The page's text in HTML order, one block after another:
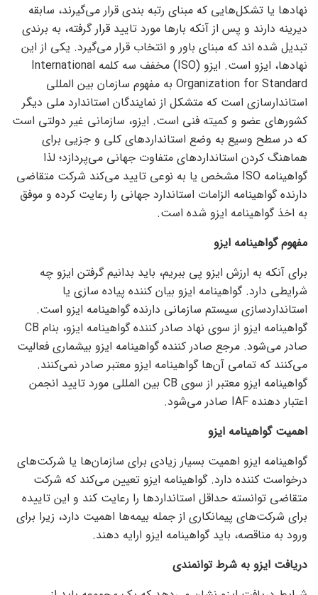
نهاد‌ها یا تشکل‌هایی که مبنای رتبه بندی قرار می‌گیرند، سابقه
دیرینه دارند و پس از آنکه بار‌ها مورد تایید قرار گرفته، به برندی
تبدیل شده اند که مبنای باور و انتخاب قرار می‌گیرد. یکی از این
نهادها، ایزو است. ایزو (ISO) مخفف سه کلمه International
Organization for Standard به مفهوم سازمان بین المللی
استاندارسازی است که متشکل از نمایندگان استاندارد ملی دیگر
کشور‌های عضو و کمیته فنی است. ایزو، سازمانی غیر دولتی است
که در سطح وسیع به وضع استاندارد‌های کلی و جزیی برای
هماهنگ کردن استاندارد‌های متفاوت جهانی می‌پردازد؛ لذا
گواهینامه ISO مشخص یا به نوعی تایید می‌کند شرکت متقاضی
دارنده گواهینامه الزامات استاندارد جهانی را رعایت کرده و موفق
به اخذ گواهینامه ایزو شده است.
مفهوم گواهینامه ایزو
برای آنکه به ارزش ایزو پی ببریم، باید بدانیم گرفتن ایزو چه
شرایطی دارد. گواهینامه ایزو بیان کننده پیاده سازی یا
استانداردسازی سیستم سازمانی دارنده گواهینامه ایزو است.
گواهینامه ایزو از سوی نهاد صادر کننده گواهینامه ایزو، بنام CB
صادر می‌شود. مرجع صادر کننده گواهینامه ایزو بیشماری فعالیت
می‌کنند که تمامی آن‌ها گواهینامه ایزو معتبر صادر نمی‌کنند.
گواهینامه ایزو معتبر از سوی CB بین المللی مورد تایید انجمن
اعتبار دهنده IAF صادر می‌شود.
اهمیت گواهینامه ایزو
گواهینامه ایزو اهمیت بسیار زیادی برای سازمان‌ها یا شرکت‌های
درخواست کننده دارد. گواهینامه ایزو تعیین می‌کند که شرکت
متقاضی توانسته حداقل استاندارد‌ها را رعایت کند و این تاییده
برای شرکت‌های پیمانکاری از جمله بیمه‌ها اهمیت دارد، زیرا برای
ورود به مناقصه، باید گواهینامه ایزو ارایه دهند.
دریافت ایزو به شرط توانمندی